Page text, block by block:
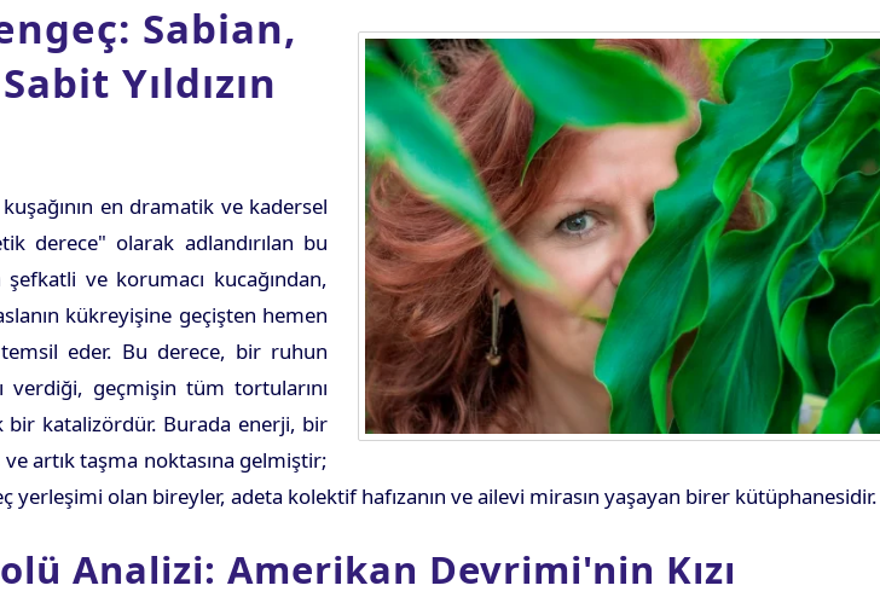
Sabian,
Yıldızın
en dramatik ve kadersel
derece" olarak adlandırılan bu
ve korumacı kucağından,
kükreyişine geçişten hemen
eder. Bu derece, bir ruhun
verdiği, geçmişin tüm tortularını
bir katalizördür. Burada enerji, bir
artık taşma noktasına gelmiştir;
yerleşimi olan bireyler, adeta kolektif hafızanın ve ailevi mirasın yaşayan birer kütüphanesidir.
Analizi: Amerikan Devrimi'nin Kızı